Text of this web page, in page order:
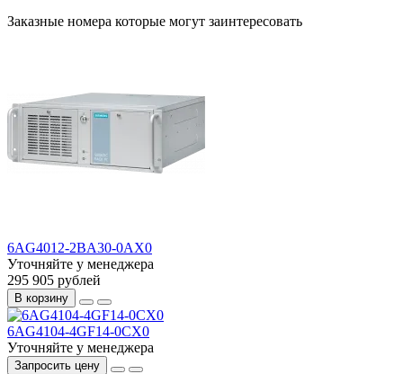
Заказные номера которые могут заинтересовать
6AG4012-2BA30-0AX0
Уточняйте у менеджера
295 905 рублей
В корзину
6AG4104-4GF14-0CX0
Уточняйте у менеджера
Запросить цену